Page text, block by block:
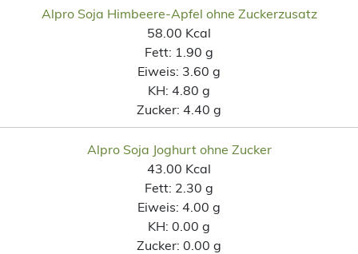
Alpro Soja Himbeere-Apfel ohne Zuckerzusatz
58.00 Kcal
Fett: 1.90 g
Eiweis: 3.60 g
KH: 4.80 g
Zucker: 4.40 g
Alpro Soja Joghurt ohne Zucker
43.00 Kcal
Fett: 2.30 g
Eiweis: 4.00 g
KH: 0.00 g
Zucker: 0.00 g